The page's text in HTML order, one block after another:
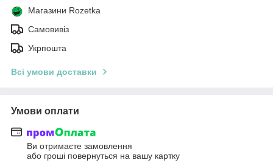
Магазини Rozetka
Самовивіз
Укрпошта
Всі умови доставки
Умови оплати
Ви отримаєте замовлення
або гроші повернуться на вашу картку